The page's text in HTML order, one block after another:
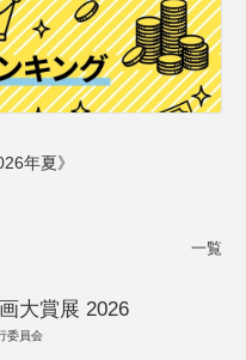
年夏》
一覧
大賞展 2026
委員会